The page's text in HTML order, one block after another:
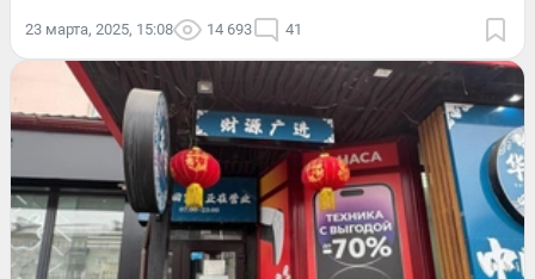
23 марта, 2025, 15:08 14 693 41